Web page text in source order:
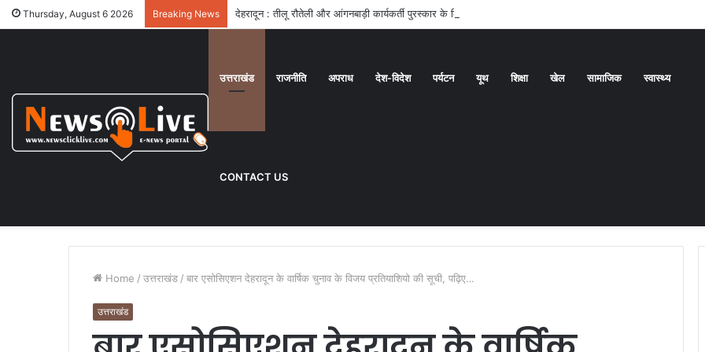
Thursday, August 6 2026 Breaking News देहरादून : तीलू रौतेली और आंगनबाड़ी कार्यकर्ती पुरस्कार के लिए वीरांगनाओं का चयन : रेखा आर्या
उत्तराखंड राजनीति अपराध देश-विदेश पर्यटन यूथ शिक्षा खेल सामाजिक स्वास्थ्य
CONTACT US
Home / उत्तराखंड / बार एसोसिएशन देहरादून के वार्षिक चुनाव के विजय प्रतियाशियो की सूची, पढ़िए…
उत्तराखंड